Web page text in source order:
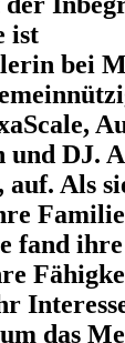
ist
bei
DJ.
auf. Als
fand
das